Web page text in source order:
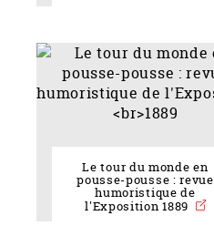
Le tour du monde en
pousse-pousse : revue
humoristique de
l'Exposition 1889